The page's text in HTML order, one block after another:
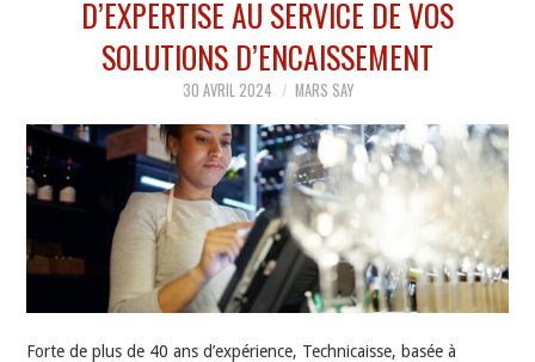
ART
IDÉES SORTIES
INTERVIEWS
D’EXPERTISE AU SERVICE DE VOS
SOLUTIONS D’ENCAISSEMENT
30 AVRIL 2024 MARS SAY
Forte de plus de 40 ans d’expérience, Technicaisse, basée à